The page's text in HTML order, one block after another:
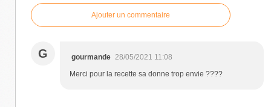
Ajouter un commentaire
G gourmande 28/05/2021 11:08
Merci pour la recette sa donne trop envie ????